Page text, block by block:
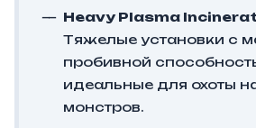
Heavy Plasma
Тяжелые установки с
пробивной
идеальные для охоты
монстров.